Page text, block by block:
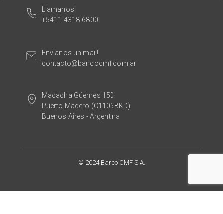
Llamanos!
+5411 4318-6800
Envianos un mail!
contacto@bancocmf.com.ar
Macacha Güemes 150
Puerto Madero (C1106BKD)
Buenos Aires - Argentina
© 2024 Banco CMF S.A.